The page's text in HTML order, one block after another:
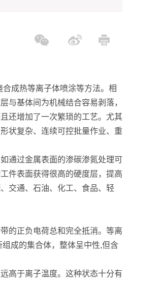
成热等离子体喷涂等方法。相
与基体间为机械结合容易剥落，
还增加了一次繁琐的工艺。尤其
状复杂、连续可控批量作业、重
通过金属表面的渗碳渗氮处理可
件表面获得很高的硬度层，提高
交通、石油、化工、食品、轻
的正负电荷总和完全抵消。等离
成的集合体，整体呈中性,但含
高于离子温度。这种状态十分有